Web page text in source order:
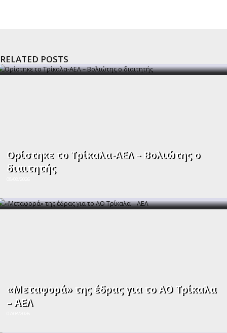
RELATED POSTS
Ορίστηκε το Τρίκαλα-ΑΕΛ – Βολιώτης ο
διαιτητής
«Μεταφορά» της έδρας για το ΑΟ Τρίκαλα
– ΑΕΛ